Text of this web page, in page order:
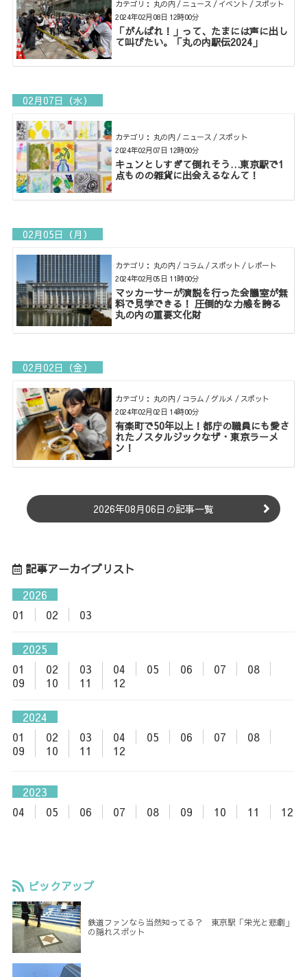
カテゴリ： 丸の内 / ニュース / イベント / スポット
「がんばれ！」って、たまには声に出し
て叫びたい。「丸の内駅伝2024」
2024年02月08日 12時00分
02月07日（水）
カテゴリ： 丸の内 / ニュース / スポット
キュンとしすぎて倒れそう…東京駅で1
点ものの雑貨に出会えるなんて！
2024年02月07日 12時00分
02月05日（月）
カテゴリ： 丸の内 / コラム / スポット / レポート
マッカーサーが演説を行った会議室が無
料で見学できる！ 圧倒的な力感を誇る
丸の内の重要文化財
2024年02月05日 11時00分
02月02日（金）
カテゴリ： 丸の内 / コラム / グルメ / スポット
有楽町で50年以上！都庁の職員にも愛さ
れたノスタルジックなザ・東京ラーメ
ン！
2024年02月02日 14時00分
2026年08月06日の記事一覧
記事アーカイブリスト
2026
01
02 03
2025
01
02 03 04 05 06 07
08
09
10 11 12
2024
01
02 03 04 05 06 07
08
09
10 11 12
2023
04
05 06 07 08 09 10 11 12
ピックアップ
鉄道ファンなら当然知ってる？ 東京駅「栄光と悲劇」
の隠れスポット